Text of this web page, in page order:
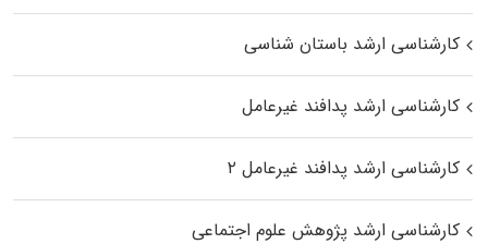
کارشناسی ارشد باستان شناسی
کارشناسی ارشد پدافند غیرعامل
کارشناسی ارشد پدافند غیرعامل ۲
کارشناسی ارشد پژوهش علوم اجتماعی